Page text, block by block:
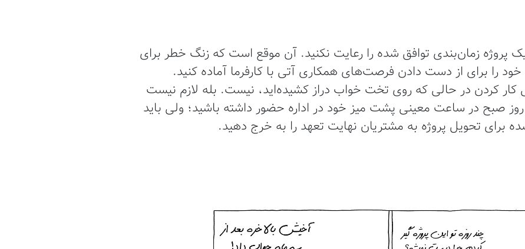
زمان‌بندی توافق شده را رعایت نکنید. آن موقع است که زنگ خطر برای
را برای از دست دادن فرصت‌های همکاری آتی با کارفرما آماده کنید.
کار کردن در حالی که روی تخت خواب دراز کشیده‌اید، نیست. بله لازم نیست
صبح در ساعت معینی پشت میز خود در اداره حضور داشته باشید؛ ولی باید
برای تحویل پروژه به مشتریان نهایت تعهد را به خرج دهید.